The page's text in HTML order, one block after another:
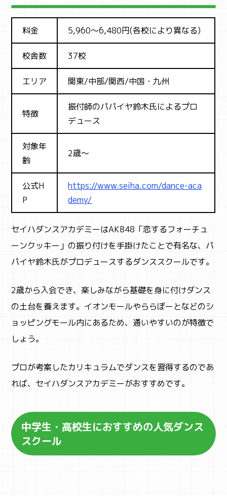
料金 5,960～6,480円(各校により異なる)
校舎数 37校
エリア 関東/中部/関西/中国・九州
特徴
振付師のパパイヤ鈴木氏によるプロ
デュース
対象年
齢
2歳～
公式H
P
https://www.seiha.com/dance-aca
demy/
セイハダンスアカデミーはAKB48「恋するフォーチュ
ーンクッキー」の振り付けを手掛けたことで有名な、パ
パイヤ鈴木氏がプロデュースするダンススクールです。
2歳から入会でき、楽しみながら基礎を身に付けダンス
の土台を養えます。イオンモールやららぽーとなどのシ
ョッピングモール内にあるため、通いやすいのが特徴で
しょう。
プロが考案したカリキュラムでダンスを習得するのであ
れば、セイハダンスアカデミーがおすすめです。
中学生・高校生におすすめの人気ダンス
スクール